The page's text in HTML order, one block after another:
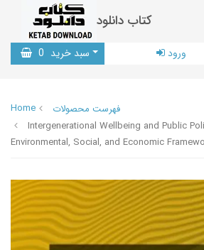
کتاب دانلود
سبد خرید 0 ورود
Home
فهرست محصولات
Intergenerational Wellbeing and Public
Environmental, Social, and Economic